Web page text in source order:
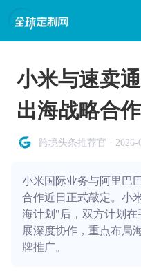
小米与速卖
出海战略合作
跨境头条推荐官 · 2026-
小米国际业务与阿里巴
合作近日正式敲定。小
海计划"后，双方计划
展深度协作，重点布局
牌推广。